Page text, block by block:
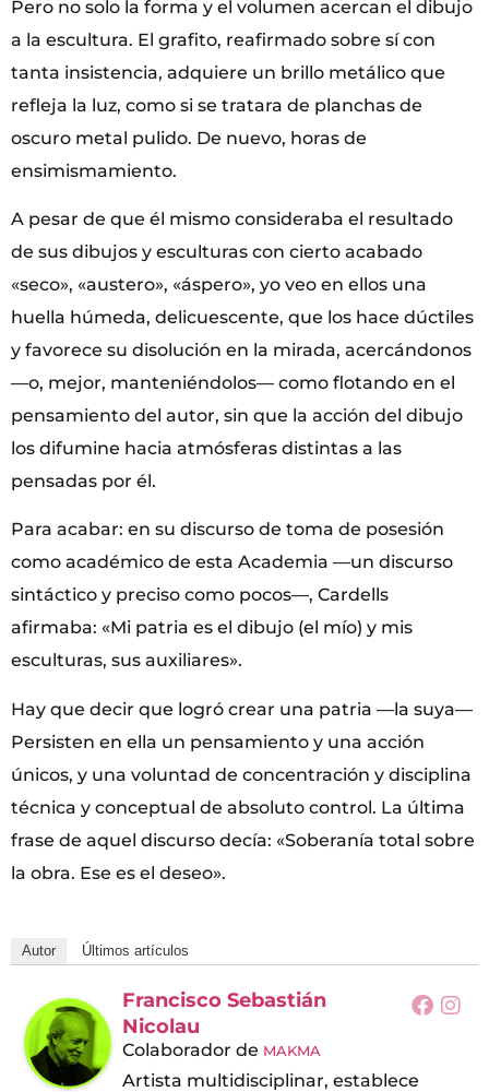
Pero no solo la forma y el volumen acercan el dibujo
a la escultura. El grafito, reafirmado sobre sí con
tanta insistencia, adquiere un brillo metálico que
refleja la luz, como si se tratara de planchas de
oscuro metal pulido. De nuevo, horas de
ensimismamiento.
A pesar de que él mismo consideraba el resultado
de sus dibujos y esculturas con cierto acabado
«seco», «austero», «áspero», yo veo en ellos una
huella húmeda, delicuescente, que los hace dúctiles
y favorece su disolución en la mirada, acercándonos
—o, mejor, manteniéndolos— como flotando en el
pensamiento del autor, sin que la acción del dibujo
los difumine hacia atmósferas distintas a las
pensadas por él.
Para acabar: en su discurso de toma de posesión
como académico de esta Academia —un discurso
sintáctico y preciso como pocos—, Cardells
afirmaba: «Mi patria es el dibujo (el mío) y mis
esculturas, sus auxiliares».
Hay que decir que logró crear una patria —la suya—
Persisten en ella un pensamiento y una acción
únicos, y una voluntad de concentración y disciplina
técnica y conceptual de absoluto control. La última
frase de aquel discurso decía: «Soberanía total sobre
la obra. Ese es el deseo».
Autor Últimos artículos
Francisco Sebastián
Nicolau
Colaborador de MAKMA
Artista multidisciplinar, establece